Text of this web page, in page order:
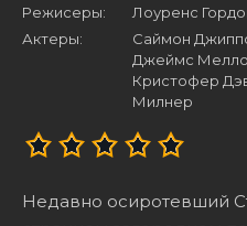
Режисеры:
Лоуренс
Актеры:
Саймон
Джеймс
Кристофер
Милнер
Недавно осиротевший